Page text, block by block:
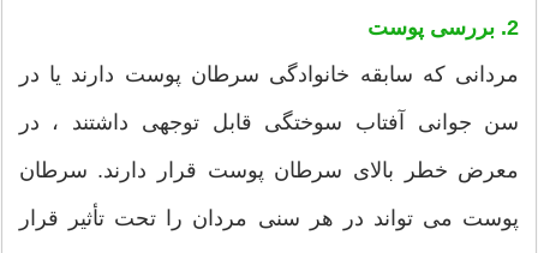
2. بررسی پوست
مردانی که سابقه خانوادگی سرطان پوست دارند یا در
سن جوانی آفتاب سوختگی قابل توجهی داشتند ، در
معرض خطر بالای سرطان پوست قرار دارند. سرطان
پوست می تواند در هر سنی مردان را تحت تأثیر قرار